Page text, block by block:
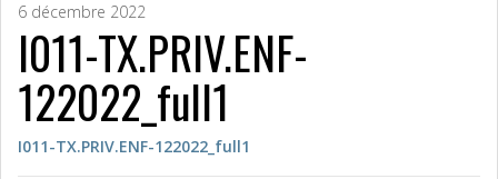
6 décembre 2022
I011-TX.PRIV.ENF-
122022_full1
I011-TX.PRIV.ENF-122022_full1